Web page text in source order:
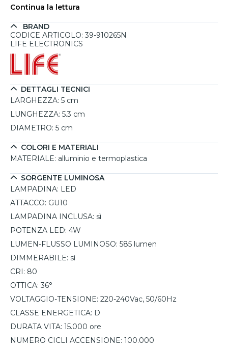
naturale.
Continua la lettura
BRAND
CODICE ARTICOLO: 39-910265N
LIFE ELECTRONICS
DETTAGLI TECNICI
LARGHEZZA: 5 cm
LUNGHEZZA: 5.3 cm
DIAMETRO: 5 cm
COLORI E MATERIALI
MATERIALE: alluminio e termoplastica
SORGENTE LUMINOSA
LAMPADINA: LED
ATTACCO: GU10
LAMPADINA INCLUSA: sì
POTENZA LED: 4W
LUMEN-FLUSSO LUMINOSO: 585 lumen
DIMMERABILE: sì
CRI: 80
OTTICA: 36°
VOLTAGGIO-TENSIONE: 220-240Vac, 50/60Hz
CLASSE ENERGETICA: D
DURATA VITA: 15.000 ore
NUMERO CICLI ACCENSIONE: 100.000